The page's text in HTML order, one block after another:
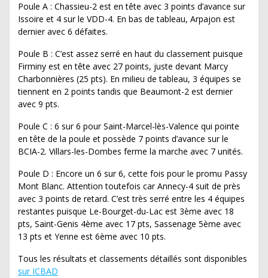
Poule A : Chassieu-2 est en tête avec 3 points d’avance sur
Issoire et 4 sur le VDD-4. En bas de tableau, Arpajon est
dernier avec 6 défaites.
Poule B : C’est assez serré en haut du classement puisque
Firminy est en tête avec 27 points, juste devant Marcy
Charbonnières (25 pts). En milieu de tableau, 3 équipes se
tiennent en 2 points tandis que Beaumont-2 est dernier
avec 9 pts.
Poule C : 6 sur 6 pour Saint-Marcel-lès-Valence qui pointe
en tête de la poule et possède 7 points d’avance sur le
BCIA-2. Villars-les-Dombes ferme la marche avec 7 unités.
Poule D : Encore un 6 sur 6, cette fois pour le promu Passy
Mont Blanc. Attention toutefois car Annecy-4 suit de près
avec 3 points de retard. C’est très serré entre les 4 équipes
restantes puisque Le-Bourget-du-Lac est 3ème avec 18
pts, Saint-Genis 4ème avec 17 pts, Sassenage 5ème avec
13 pts et Yenne est 6ème avec 10 pts.
Tous les résultats et classements détaillés sont disponibles
sur ICBAD